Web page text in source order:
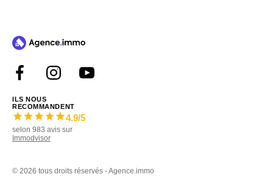
ILS NOUS
RECOMMANDENT
4.9/5
selon 983 avis sur
Immodvisor
© 2026 tous droits réservés - Agence.immo